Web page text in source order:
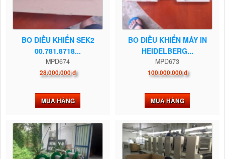
BO ĐIỀU KHIỂN SEK2
00.781.8718...
MPD674
28.000.000 đ
MUA HÀNG
BO ĐIỀU KHIỂN MÁY IN
HEIDELBERG...
MPD673
100.000.000 đ
MUA HÀNG